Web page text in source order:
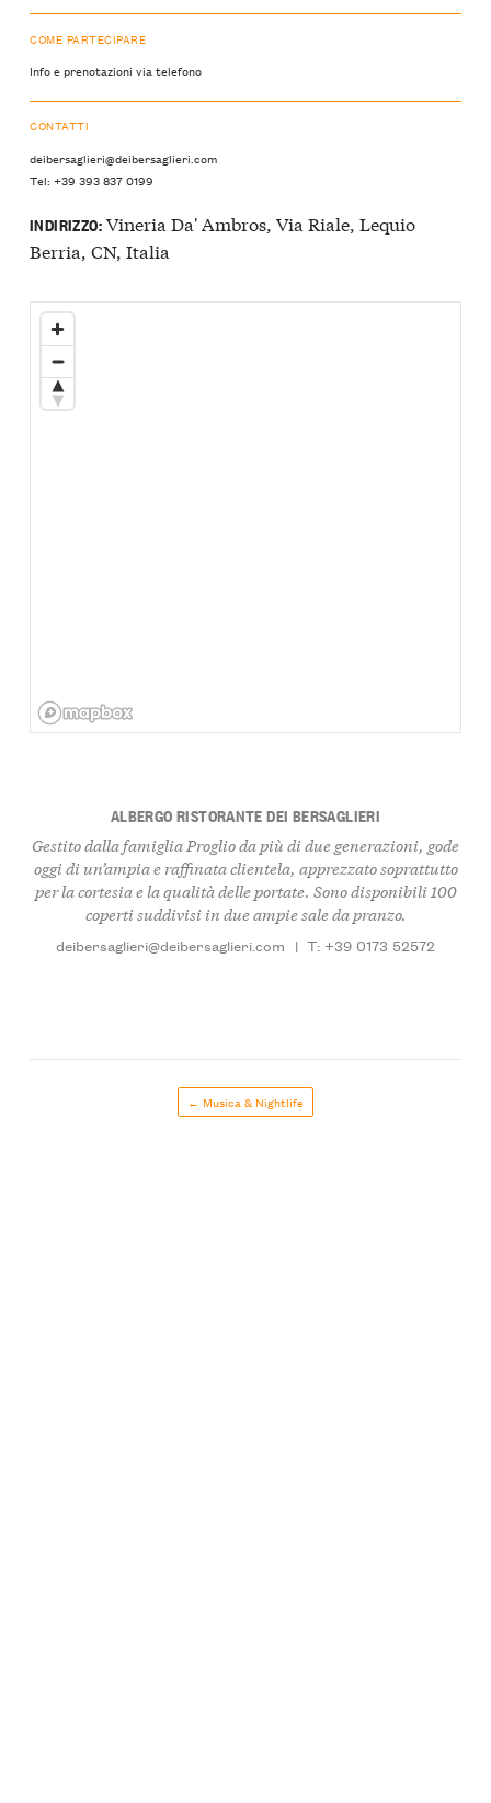
COME PARTECIPARE
Info e prenotazioni via telefono
CONTATTI
deibersaglieri@deibersaglieri.com
Tel: +39 393 837 0199
INDIRIZZO:Vineria Da' Ambros, Via Riale, Lequio
Berria, CN, Italia
ALBERGO RISTORANTE DEI BERSAGLIERI
Gestito dalla famiglia Proglio da più di due generazioni, gode
oggi di un’ampia e raffinata clientela, apprezzato soprattutto
per la cortesia e la qualità delle portate. Sono disponibili 100
coperti suddivisi in due ampie sale da pranzo.
deibersaglieri@deibersaglieri.com | T: +39 0173 52572
← Musica & Nightlife